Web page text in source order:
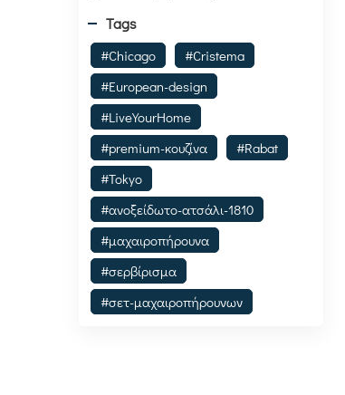
Tags
#Chicago
#Cristema
#European-design
#LiveYourHome
#premium-κουζίνα
#Rabat
#Tokyo
#ανοξείδωτο-ατσάλι-1810
#μαχαιροπήρουνα
#σερβίρισμα
#σετ-μαχαιροπήρουνων